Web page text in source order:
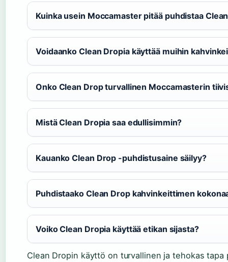
Kuinka usein Moccamaster pitää puhdistaa
Voidaanko Clean Dropia käyttää muihin
Onko Clean Drop turvallinen Moccamasterin
Mistä Clean Dropia saa edullisimmin?
Kauanko Clean Drop -puhdistusaine säilyy?
Puhdistaako Clean Drop kahvinkeittimen
Voiko Clean Dropia käyttää etikan sijasta?
Clean Dropin käyttö on turvallinen ja tehokas tapa